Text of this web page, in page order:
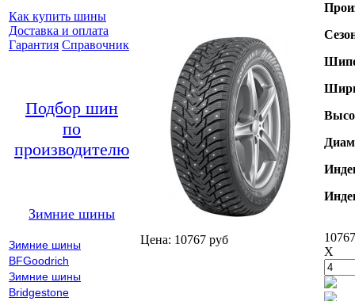
Как купить шины
Доставка и оплата
Гарантия Справочник
Подбор шин
по
производителю
Зимние шины
Зимние шины
BFGoodrich
Зимние шины
Bridgestone
Цена: 10767 руб
X